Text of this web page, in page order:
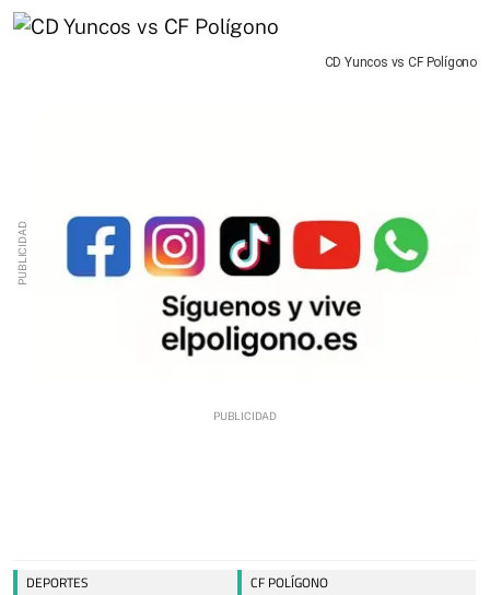
CD Yuncos vs CF Polígono
DEPORTES CF POLÍGONO